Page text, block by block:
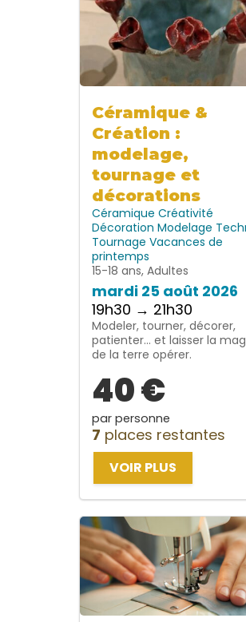
Céramique &
Création :
modelage,
tournage et
décorations
Céramique Créativité
Décoration Modelage
Tournage Vacances de
printemps
15-18 ans, Adultes
mardi 25 août 2026
19h30 → 21h30
Modeler, tourner, décorer,
patienter… et laisser la
de la terre opérer.
40 €
par personne
7 places restantes
VOIR PLUS